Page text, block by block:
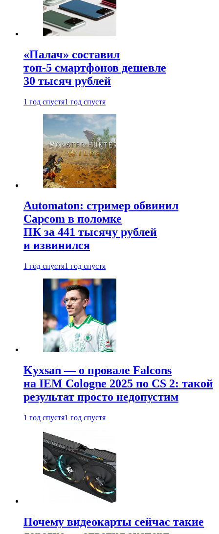
«Палач» составил
топ-5 смартфонов дешевле
30 тысяч рублей
1 год спустя1 год спустя
Automaton: стример обвинил
Capcom в поломке
ПК за 441 тысячу рублей
и извинился
1 год спустя1 год спустя
Kyxsan — о провале Falcons
на IEM Cologne 2025 по CS 2: такой
результат просто недопустим
1 год спустя1 год спустя
Почему видеокарты сейчас такие